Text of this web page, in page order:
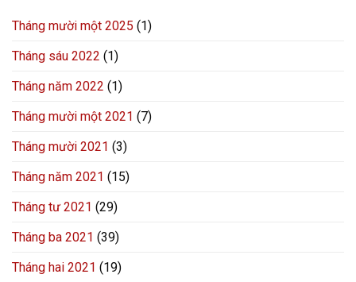
Tháng mười một 2025 (1)
Tháng sáu 2022 (1)
Tháng năm 2022 (1)
Tháng mười một 2021 (7)
Tháng mười 2021 (3)
Tháng năm 2021 (15)
Tháng tư 2021 (29)
Tháng ba 2021 (39)
Tháng hai 2021 (19)